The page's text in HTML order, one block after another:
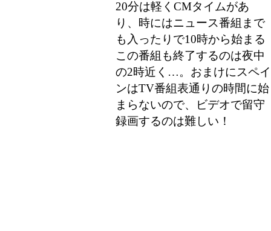
20分は軽くCMタイムがあ
り、時にはニュース番組まで
も入ったりで10時から始まる
この番組も終了するのは夜中
の2時近く…。おまけにスペイ
ンはTV番組表通りの時間に始
まらないので、ビデオで留守
録画するのは難しい！